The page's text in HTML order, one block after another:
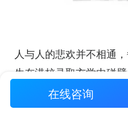
人与人的悲欢并不相通
生在港校录取玄学中碰
在线咨询